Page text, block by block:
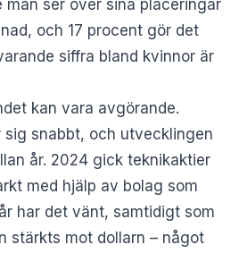
man ser över sina placeringar
och 17 procent gör det
siffra bland kvinnor är
kan vara avgörande.
sig snabbt, och utvecklingen
år. 2024 gick teknikaktier
med hjälp av bolag som
har det vänt, samtidigt som
stärkts mot dollarn – något